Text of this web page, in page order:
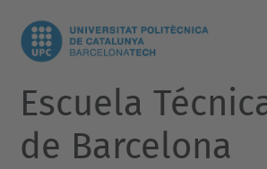
Escuela
de Barcelona